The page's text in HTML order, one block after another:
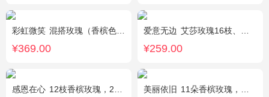
彩虹微笑 混搭玫瑰（香槟色，紫色，白色，戴安娜粉色）共52朵，相思梅、桔梗配花
¥369.00
爱意无边 艾莎玫瑰16枝、白色洋桔梗5枝、尤加利10枝
¥259.00
感恩在心 12枝香槟玫瑰，2枝向日葵，搭配白色满天星、尤加利叶 美丽依旧 11朵香槟玫瑰，搭配石竹梅间插。